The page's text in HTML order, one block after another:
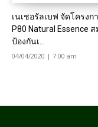
เนเชอรัลเบฟ จัดโครงก
P80 Natural Essence
ป้องกันเ...
04/04/2020 | 7:00 am